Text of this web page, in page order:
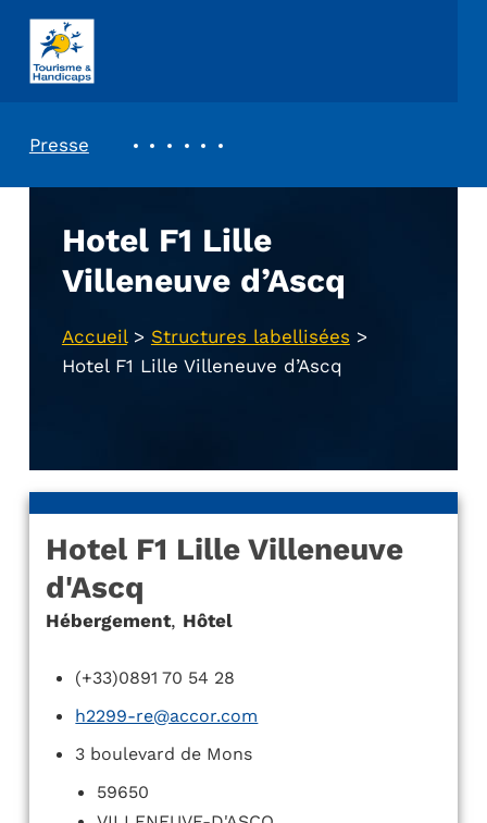
ASSOCIATION TOURISME ET HANDICAPS
Presse
Hotel F1 Lille
Villeneuve d’Ascq
Accueil> Structures labellisées >
Hotel F1 Lille Villeneuve d’Ascq
Hotel F1 Lille Villeneuve
d'Ascq
Hébergement, Hôtel
(+33)0891 70 54 28
h2299-re@accor.com
3 boulevard de Mons
59650